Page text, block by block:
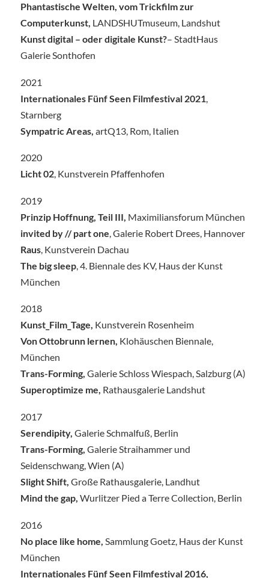
Phantastische Welten, vom Trickfilm zur
Computerkunst, LANDSHUTmuseum, Landshut
Kunst digital – oder digitale Kunst?– StadtHaus
Galerie Sonthofen
2021
Internationales Fünf Seen Filmfestival 2021
Starnberg
Sympatric Areas, artQ13, Rom, Italien
2020
Licht 02, Kunstverein Pfaffenhofen
2019
Prinzip Hoffnung, Teil III, Maximiliansforum München
invited by // part one , Galerie Robert Drees, Hannover
Raus, Kunstverein Dachau
The big sleep, 4. Biennale des KV, Haus der Kunst
München
2018
Kunst_Film_Tage, Kunstverein Rosenheim
Von Ottobrunn lernen, Klohäuschen Biennale,
München
Trans-Forming, Galerie Schloss Wiespach, Salzburg (A)
Superoptimize me, Rathausgalerie Landshut
2017
Serendipity, Galerie Schmalfuß, Berlin
Trans-Forming, Galerie Straihammer und
Seidenschwang, Wien (A)
Slight Shift, Große Rathausgalerie, Landhut
Mind the gap, Wurlitzer Pied a Terre Collection, Berlin
2016
No place like home, Sammlung Goetz, Haus der Kunst
München
Internationales Fünf Seen Filmfestival 2016,